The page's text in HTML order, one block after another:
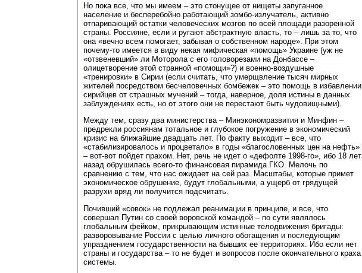
Но пока все, что мы имеем – это стонущее от нищеты запуганное
население и бесперебойно работающий зомбо-излучатель, активно
отпаривающий остатки человеческих мозгов по всей площади разоренной
страны. Россияне, если и ругают абстрактную власть, то – лишь за то, что
она «вечно всем помогает, забывая о собственном народе». При этом
почему-то имеется в виду некая мифическая «помощь» Украине (уж не
«отзвеневший» ли Моторола с его головорезами на Донбассе –
олицетворение этой странной «помощи»?) и военно-воздушные
«тренировки» в Сирии (если считать, что умерщвление тысяч мирных
жителей посредством бесчеловечных бомбежек – это помощь в избавлении
сирийцев от страшных мучений – тогда, наверное, доля истины в данных
заблуждениях есть, но от этого они не перестают быть чудовищными).
Между тем, сразу два министерства – Минэкономразвития и Минфин –
предрекли россиянам тотальное и глубокое погружение в экономический
кризис на ближайшие двадцать лет. По факту выходит – все, что
«стабилизировалось и процветало» в годы «благословенных цен на нефть»
– вот-вот пойдет прахом. Нет, речь не идет о «дефолте 1998-го», ибо 18 лет
назад обрушилась всего-то финансовая пирамида ГКО. Мелочь по
сравнению с тем, что нас ожидает на сей раз. Масштабы, которые примет
экономическое обрушение, будут глобальными, а ущерб от грядущей
разрухи вряд ли получится подсчитать.
Почивший «совок» не подлежал реанимации в принципе, и все, что
совершал Путин со своей воровской командой – по сути являлось
глобальным фейком, прикрывающим истинные телодвижения бригады:
разворовывание России с целью личного обогащения и последующим
упразднением государственности на бывших ее территориях. Ибо если нет
страны и государства – то не будет и вопросов после окончательного краха
системы.